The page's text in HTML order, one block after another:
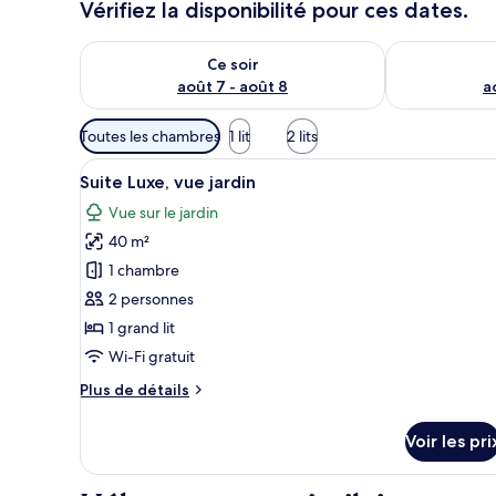
Vérifiez la disponibilité pour ces dates.
Ce soir
août 7 - août 8
Vérifier la disponibilité pour ce soir août 7 - août 8
Vérifier la
Filtres
disponibles
pour
les
chambres
Toutes les chambres 1 lit 2 lits
Afficher
toutes
les
photos
pour
ce
type
de
chambre :
Suite
jardin
Une salle de bain moderne
9
Suite Luxe, vue jardin
Vue sur le jardin
40 m²
1 chambre
2 personnes
1 grand lit
Wi-Fi gratuit
Plus de détails
Plus
le
type
Voir les